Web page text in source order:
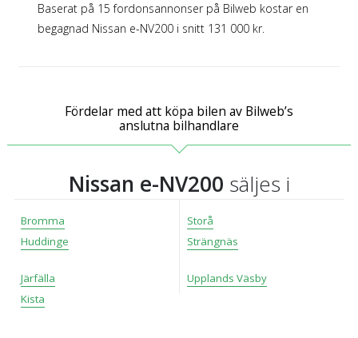
Baserat på 15 fordonsannonser på Bilweb kostar en
begagnad Nissan e-NV200 i snitt 131 000 kr.
Fördelar med att köpa bilen av Bilweb’s
anslutna bilhandlare
Nissan e-NV200 säljes i
Bromma
Huddinge
Järfälla
Kista
Storå
Strängnäs
Upplands Väsby